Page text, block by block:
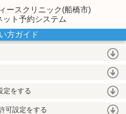
ースクリニック(船橋市)
ット予約システム
方ガイド
定をする
可設定をする